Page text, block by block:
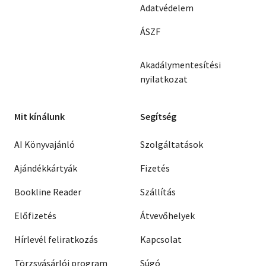
Adatvédelem
ÁSZF
Akadálymentesítési
nyilatkozat
Mit kínálunk
AI Könyvajánló
Ajándékkártyák
Bookline Reader
Előfizetés
Hírlevél feliratkozás
Törzsvásárlói program
Segítség
Szolgáltatások
Fizetés
Szállítás
Átvevőhelyek
Kapcsolat
Súgó